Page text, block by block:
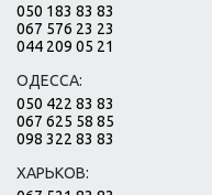
050 183 83 83
067 576 23 23
044 209 05 21
ОДЕССА:
050 422 83 83
067 625 58 85
098 322 83 83
ХАРЬКОВ: